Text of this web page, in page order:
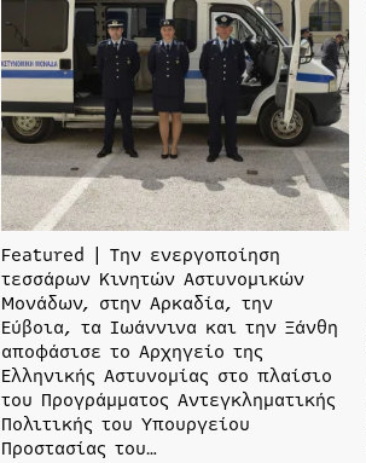
Featured | Την ενεργοποίηση
τεσσάρων Κινητών Αστυνομικών
Μονάδων, στην Αρκαδία, την
Εύβοια, τα Ιωάννινα και την Ξάνθη
αποφάσισε το Αρχηγείο της
Ελληνικής Αστυνομίας στο πλαίσιο
του Προγράμματος Αντεγκληματικής
Πολιτικής του Υπουργείου
Προστασίας του…